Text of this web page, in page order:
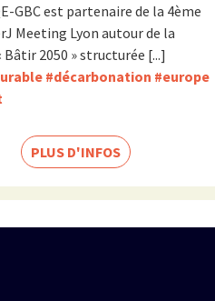
GBC est partenaire de la 4ème
Meeting Lyon autour de la
2050 » structurée [...]
#décarbonation #europe
PLUS D'INFOS